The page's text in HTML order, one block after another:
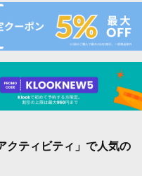
クティビティ」で人気の